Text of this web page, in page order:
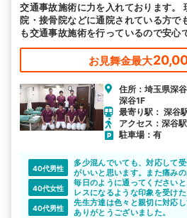
交通事故施術に力を入れております。
院・接骨院などに通院されている方で
も交通事故施術を行っているので安心
どんなことでもご相談ください。
お見舞金最大
住所：埼玉県深
深谷1F
最寄り駅： 深谷
アクセス：深谷
駐車場：有
40代男性
多少混んでいても、対応して
がいいと思います。また痛み
でやってくれる為、効果的で
やすい整骨院を探すなら、交
してもらうと早くみつけられ
めできます。
40代女性
毎日のように通ってください
レスになるような印象を受け
い内容でした。
40代男性
先生方達は色々と親切に対応
ありがとうございました。